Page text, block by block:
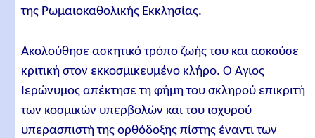
της Ρωμαιοκαθολικής Εκκλησίας.
Ακολούθησε ασκητικό τρόπο ζωής του και ασκούσε
κριτική στον εκκοσμικευμένο κλήρο. Ο Άγιος
Ιερώνυμος απέκτησε τη φήμη του σκληρού επικριτή
των κοσμικών υπερβολών και του ισχυρού
υπερασπιστή της ορθόδοξης πίστης έναντι των